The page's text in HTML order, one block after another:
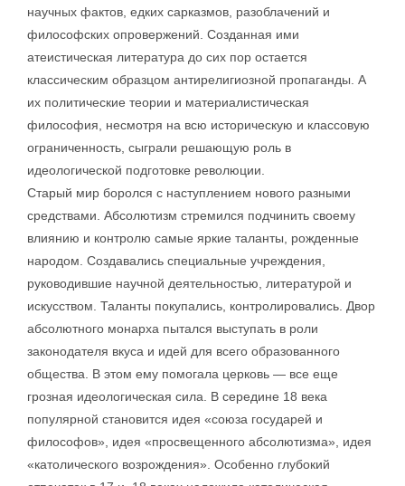
научных фактов, едких сарказмов, разоблачений и
философских опровержений. Созданная ими
атеистическая литература до сих пор остается
классическим образцом антирелигиозной пропаганды. А
их политические теории и материалистическая
философия, несмотря на всю историческую и классовую
ограниченность, сыграли решающую роль в
идеологической подготовке революции.
Старый мир боролся с наступлением нового разными
средствами. Абсолютизм стремился подчинить своему
влиянию и контролю самые яркие таланты, рожденные
народом. Создавались специальные учреждения,
руководившие научной деятельностью, литературой и
искусством. Таланты покупались, контролировались. Двор
абсолютного монарха пытался выступать в роли
законодателя вкуса и идей для всего образованного
общества. В этом ему помогала церковь — все еще
грозная идеологическая сила. В середине 18 века
популярной становится идея «союза государей и
философов», идея «просвещенного абсолютизма», идея
«католического возрождения». Особенно глубокий